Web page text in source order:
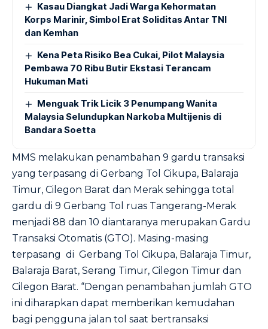
Kasau Diangkat Jadi Warga Kehormatan
Korps Marinir, Simbol Erat Soliditas Antar TNI
dan Kemhan
Kena Peta Risiko Bea Cukai, Pilot Malaysia
Pembawa 70 Ribu Butir Ekstasi Terancam
Hukuman Mati
Menguak Trik Licik 3 Penumpang Wanita
Malaysia Selundupkan Narkoba Multijenis di
Bandara Soetta
MMS melakukan penambahan 9 gardu transaksi
yang terpasang di Gerbang Tol Cikupa, Balaraja
Timur, Cilegon Barat dan Merak sehingga total
gardu di 9 Gerbang Tol ruas Tangerang-Merak
menjadi 88 dan 10 diantaranya merupakan Gardu
Transaksi Otomatis (GTO). Masing-masing
terpasang di Gerbang Tol Cikupa, Balaraja Timur,
Balaraja Barat, Serang Timur, Cilegon Timur dan
Cilegon Barat. “Dengan penambahan jumlah GTO
ini diharapkan dapat memberikan kemudahan
bagi pengguna jalan tol saat bertransaksi